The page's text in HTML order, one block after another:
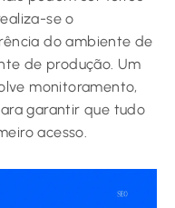
se o
do ambiente de
de produção. Um
monitoramento,
garantir que tudo
acesso.